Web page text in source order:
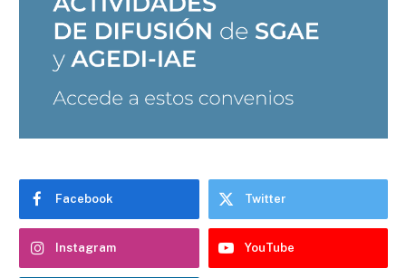
Facebook Twitter
Instagram YouTube